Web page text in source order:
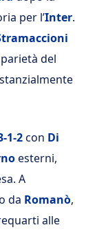
per l’Inter.
del
1-2con Di
esterni,
A
da Romanò,
alle